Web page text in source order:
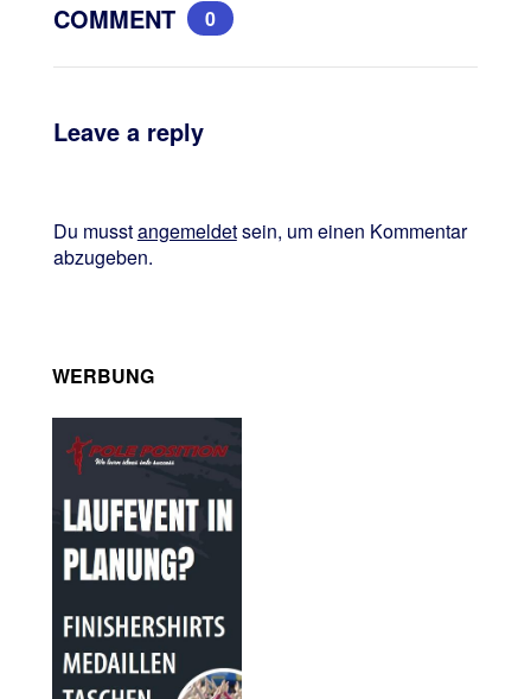
COMMENT 0
Leave a reply
Du musstangemeldetsein, um einen Kommentar
abzugeben.
WERBUNG